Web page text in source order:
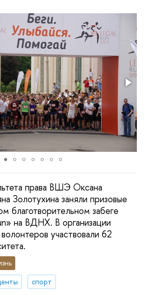
права ВШЭ Оксана
Золотухина заняли призовые
благотворительном забеге
на ВДНХ. В организации
участвовали 62
спорт